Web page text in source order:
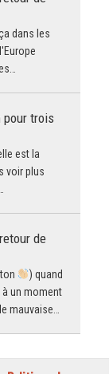
dans les
pour trois
est la
voir plus
de
) quand
un moment
mauvaise…